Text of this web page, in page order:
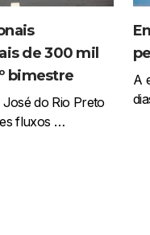
de 300 mil
bimestre
do Rio Preto
fluxos …
A